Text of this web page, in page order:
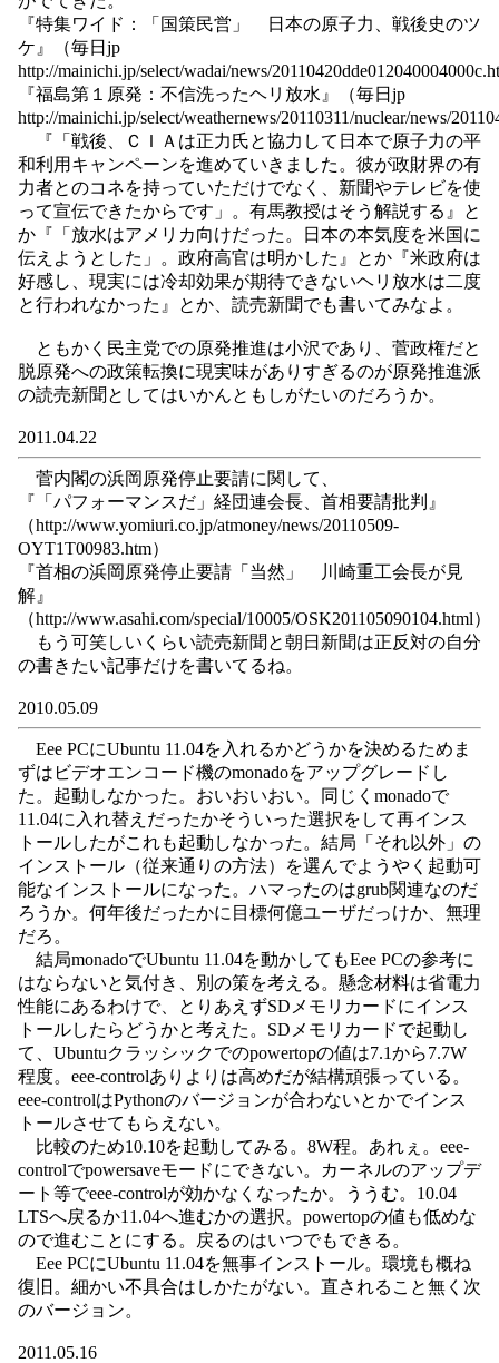
『特集ワイド：「国策民営」 日本の原子力、戦後史のツ
ケ』（毎日jp
http://mainichi.jp/select/wadai/news/
『福島第１原発：不信洗ったヘリ放水』（毎日jp
http://mainichi.jp/select/weathernews/20110311/nuclear/news/
『「戦後、ＣＩＡは正力氏と協力して日本で原子力の平
和利用キャンペーンを進めていきました。彼が政財界の有
力者とのコネを持っていただけでなく、新聞やテレビを使
って宣伝できたからです」。有馬教授はそう解説する』と
か『「放水はアメリカ向けだった。日本の本気度を米国に
伝えようとした」。政府高官は明かした』とか『米政府は
好感し、現実には冷却効果が期待できないヘリ放水は二度
と行われなかった』とか、読売新聞でも書いてみなよ。
ともかく民主党での原発推進は小沢であり、菅政権だと
脱原発への政策転換に現実味がありすぎるのが原発推進派
の読売新聞としてはいかんともしがたいのだろうか。
2011.04.22
菅内閣の浜岡原発停止要請に関して、
『「パフォーマンスだ」経団連会長、首相要請批判』
（http://www.yomiuri.co.jp/atmoney/news/20110509-
OYT1T00983.htm）
『首相の浜岡原発停止要請「当然」 川崎重工会長が見
解』
（http://www.asahi.com/special/10005/OSK201105090104.html）
もう可笑しいくらい読売新聞と朝日新聞は正反対の自分
の書きたい記事だけを書いてるね。
2010.05.09
Eee PCにUbuntu 11.04を入れるかどうかを決めるためま
ずはビデオエンコード機のmonadoをアップグレードし
た。起動しなかった。おいおいおい。同じくmonadoで
11.04に入れ替えだったかそういった選択をして再インス
トールしたがこれも起動しなかった。結局「それ以外」の
インストール（従来通りの方法）を選んでようやく起動可
能なインストールになった。ハマったのはgrub関連なのだ
ろうか。何年後だったかに目標何億ユーザだっけか、無理
だろ。
結局monadoでUbuntu 11.04を動かしてもEee PCの参考に
はならないと気付き、別の策を考える。懸念材料は省電力
性能にあるわけで、とりあえずSDメモリカードにインス
トールしたらどうかと考えた。SDメモリカードで起動し
て、Ubuntuクラッシックでのpowertopの値は7.1から7.7W
程度。eee-controlありよりは高めだが結構頑張っている。
eee-controlはPythonのバージョンが合わないとかでインス
トールさせてもらえない。
比較のため10.10を起動してみる。8W程。あれぇ。eee-
controlでpowersaveモードにできない。カーネルのアップデ
ート等でeee-controlが効かなくなったか。ううむ。10.04
LTSへ戻るか11.04へ進むかの選択。powertopの値も低めな
ので進むことにする。戻るのはいつでもできる。
Eee PCにUbuntu 11.04を無事インストール。環境も概ね
復旧。細かい不具合はしかたがない。直されること無く次
のバージョン。
2011.05.16